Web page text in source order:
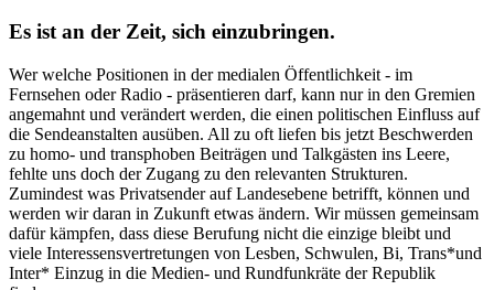
Es ist an der Zeit, sich einzubringen.
Wer welche Positionen in der medialen Öffentlichkeit - im
Fernsehen oder Radio - präsentieren darf, kann nur in den Gremien
angemahnt und verändert werden, die einen politischen Einfluss auf
die Sendeanstalten ausüben. All zu oft liefen bis jetzt Beschwerden
zu homo- und transphoben Beiträgen und Talkgästen ins Leere,
fehlte uns doch der Zugang zu den relevanten Strukturen.
Zumindest was Privatsender auf Landesebene betrifft, können und
werden wir daran in Zukunft etwas ändern. Wir müssen gemeinsam
dafür kämpfen, dass diese Berufung nicht die einzige bleibt und
viele Interessensvertretungen von Lesben, Schwulen, Bi, Trans*und
Inter* Einzug in die Medien- und Rundfunkräte der Republik